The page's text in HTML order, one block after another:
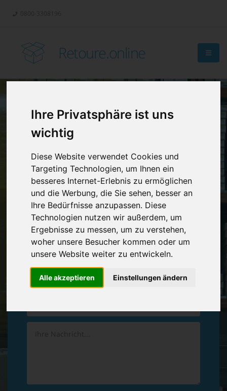
Ihre Privatsphäre ist uns
wichtig
Diese Website verwendet Cookies und
Targeting Technologien, um Ihnen ein
besseres Internet-Erlebnis zu ermöglichen
und die Werbung, die Sie sehen, besser an
Ihre Bedürfnisse anzupassen. Diese
Technologien nutzen wir außerdem, um
Ergebnisse zu messen, um zu verstehen,
woher unsere Besucher kommen oder um
unsere Website weiter zu entwickeln.
Alle akzeptieren Einstellungen ändern
Retoure.online
Retouren-
Management?
Vereinbaren Sie einenRückruf
Hinterlassen Sie uns gern eine persönliche Nachricht.